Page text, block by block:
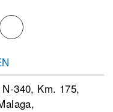
340, Km. 175,